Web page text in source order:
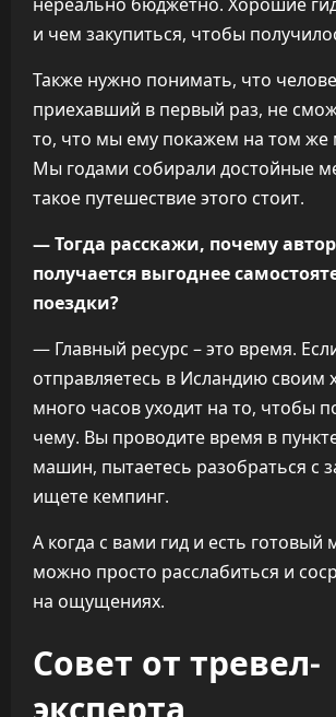
и чем закупиться, чтобы
Также нужно понимать, что
приехавший в первый раз, не
то, что мы ему покажем на том же
Мы годами собирали достойные
такое путешествие этого стоит.
— Тогда расскажи, почему
получается выгоднее
поездки?
— Главный ресурс – это время.
отправляетесь в Исландию своим
много часов уходит на то, чтобы
чему. Вы проводите время в
машин, пытаетесь разобраться с
ищете кемпинг.
А когда с вами гид и есть готовый
можно просто расслабиться и
на ощущениях.
Совет от тревел-
эксперта